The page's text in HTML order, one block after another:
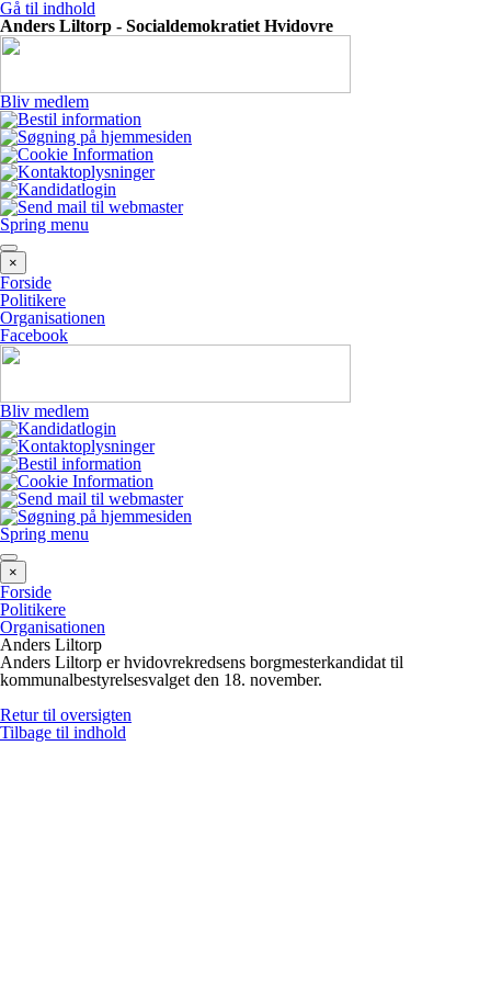
Gå til indhold
Anders Liltorp - Socialdemokratiet Hvidovre
Bliv medlem
Spring menu
×
Forside
Politikere
Organisationen
Facebook
Bliv medlem
Spring menu
×
Forside
Politikere
Organisationen
Anders Liltorp
Anders Liltorp er hvidovrekredsens borgmesterkandidat til
kommunalbestyrelsesvalget den 18. november.
Retur til oversigten
Tilbage til indhold